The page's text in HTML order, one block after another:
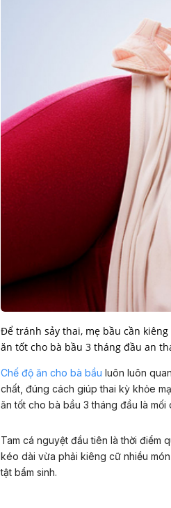
Để tránh sảy thai, mẹ bầu cần
ăn tốt cho bà bầu 3 tháng đầu an
Chế độ ăn cho bà bầu luôn luôn
chất, đúng cách giúp thai kỳ khỏe
ăn tốt cho bà bầu 3 tháng đầu là mối
Tam cá nguyệt đầu tiên là thời điểm
kéo dài vừa phải kiêng cữ nhiều
tật bẩm sinh.